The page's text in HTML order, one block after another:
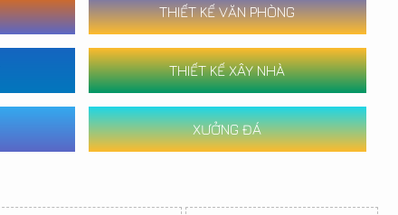
THIẾT KẾ VĂN PHÒNG
THIẾT KẾ XÂY NHÀ
XƯỞNG ĐÁ